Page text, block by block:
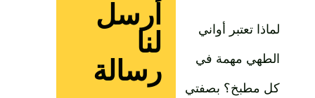
لماذا تعتبر أواني
الطهي مهمة في
كل مطبخ؟ بصفتي
أرسل
لنا
رسالة